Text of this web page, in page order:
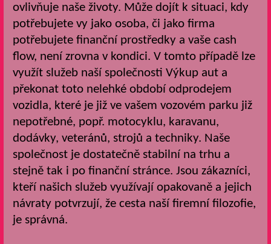
ovlivňuje naše životy. Může dojít k situaci, kdy
potřebujete vy jako osoba, či jako firma
potřebujete finanční prostředky a vaše cash
flow, není zrovna v kondici. V tomto případě lze
využít služeb naší společnosti Výkup aut a
překonat toto nelehké období odprodejem
vozidla, které je již ve vašem vozovém parku již
nepotřebné, popř. motocyklu, karavanu,
dodávky, veteránů, strojů a techniky. Naše
společnost je dostatečně stabilní na trhu a
stejně tak i po finanční stránce. Jsou zákazníci,
kteří našich služeb využívají opakovaně a jejich
návraty potvrzují, že cesta naší firemní filozofie,
je správná.